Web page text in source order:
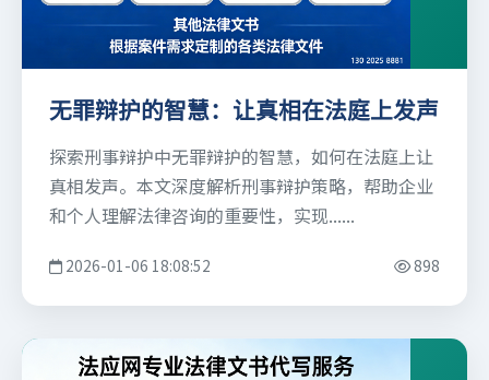
无罪辩护的智慧：让真相在法庭上发声
探索刑事辩护中无罪辩护的智慧，如何在法庭上让
真相发声。本文深度解析刑事辩护策略，帮助企业
和个人理解法律咨询的重要性，实现......
2026-01-06 18:08:52 898